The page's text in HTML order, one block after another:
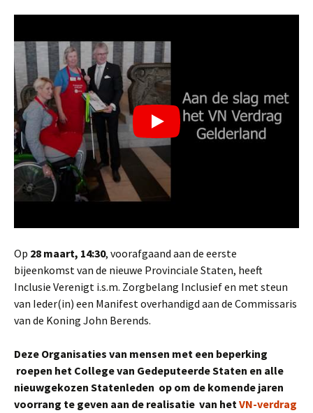
Op 28 maart, 14:30, voorafgaand aan de eerste
bijeenkomst van de nieuwe Provinciale Staten, heeft
Inclusie Verenigt i.s.m. Zorgbelang Inclusief en met steun
van Ieder(in) een Manifest overhandigd aan de Commissaris
van de Koning John Berends.
Deze Organisaties van mensen met een beperking
roepen het College van Gedeputeerde Staten en alle
nieuwgekozen Statenleden op om de komende jaren
voorrang te geven aan de realisatie van hetVN-verdrag